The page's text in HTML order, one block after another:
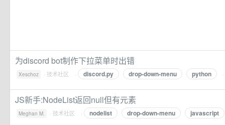
为discord bot制作下拉菜单时出错
Xeschoz · 技术社区 · discord.py drop-down-menu python
JS新手:NodeList返回null但有元素
Meghan M. · 技术社区 · nodelist drop-down-menu javascript